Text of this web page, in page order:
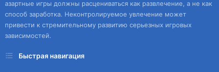
азартные игры должны расцениваться как развлечение, а не как
способ заработка. Неконтролируемое увлечение может
привести к стремительному развитию серьезных игровых
зависимостей.
Быстрая навигация